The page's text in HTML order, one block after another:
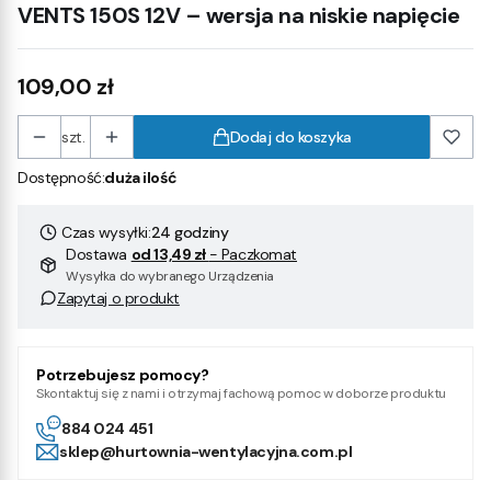
VENTS 150S 12V – wersja na niskie napięcie
Cena
109,00 zł
szt. Dodaj do koszyka
Dostępność:duża ilość
Czas wysyłki:24 godziny
Dostawa od 13,49 zł - Paczkomat
Wysyłka do wybranego Urządzenia
Zapytaj o produkt
Potrzebujesz pomocy?
Skontaktuj się z nami i otrzymaj fachową pomoc w doborze produktu
884 024 451
sklep@hurtownia-wentylacyjna.com.pl